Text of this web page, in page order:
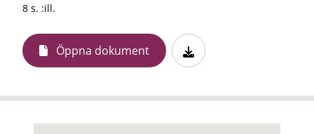
8 s. :ill.
Öppna dokument